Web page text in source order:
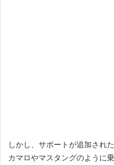
しかし、サポートが追加され
カマロやマスタングのように